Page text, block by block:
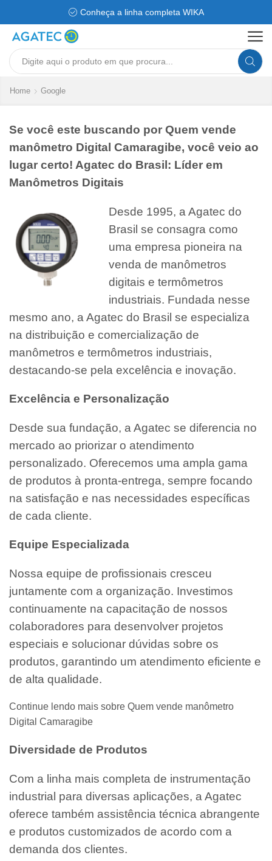
Conheça a linha completa WIKA
Search
Home Google
Se você este buscando por Quem vende
manômetro Digital Camaragibe, você veio ao
lugar certo! Agatec do Brasil: Líder em
Manômetros Digitais
Desde 1995, a Agatec do
Brasil se consagra como
uma empresa pioneira na
venda de manômetros
digitais e termômetros
industriais. Fundada nesse
mesmo ano, a Agatec do Brasil se especializa
na distribuição e comercialização de
manômetros e termômetros industriais,
destacando-se pela excelência e inovação.
Excelência e Personalização
Desde sua fundação, a Agatec se diferencia no
mercado ao priorizar o atendimento
personalizado. Oferecemos uma ampla gama
de produtos à pronta-entrega, sempre focando
na satisfação e nas necessidades específicas
de cada cliente.
Equipe Especializada
Nossa equipe de profissionais cresceu
juntamente com a organização. Investimos
continuamente na capacitação de nossos
colaboradores para desenvolver projetos
especiais e solucionar dúvidas sobre os
produtos, garantindo um atendimento eficiente e
de alta qualidade.
Continue lendo mais sobre Quem vende manômetro
Digital Camaragibe
Diversidade de Produtos
Com a linha mais completa de instrumentação
industrial para diversas aplicações, a Agatec
oferece também assistência técnica abrangente
e produtos customizados de acordo com a
demanda dos clientes.